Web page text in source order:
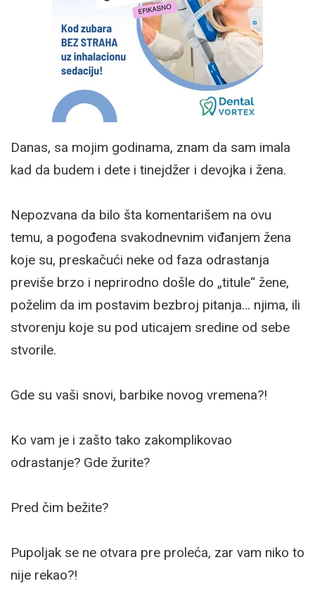
Danas, sa mojim godinama, znam da sam imala
kad da budem i dete i tinejdžer i devojka i žena.
Nepozvana da bilo šta komentarišem na ovu
temu, a pogođena svakodnevnim viđanjem žena
koje su, preskačući neke od faza odrastanja
previše brzo i neprirodno došle do „titule“ žene,
poželim da im postavim bezbroj pitanja… njima, ili
stvorenju koje su pod uticajem sredine od sebe
stvorile.
Gde su vaši snovi, barbike novog vremena?!
Ko vam je i zašto tako zakomplikovao
odrastanje? Gde žurite?
Pred čim bežite?
Pupoljak se ne otvara pre proleća, zar vam niko to
nije rekao?!